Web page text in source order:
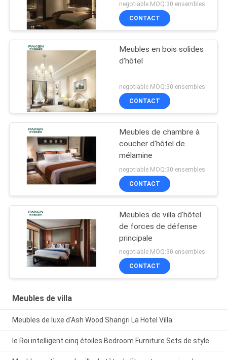
negotiable MOQ:30 ensembles
CONTACT
Meubles en bois solides
d'hôtel
negotiable MOQ:30 ensembles
CONTACT
Meubles de chambre à
coucher d'hôtel de
mélamine
negotiable MOQ:30 ensembles
CONTACT
Meubles de villa d'hôtel
de forces de défense
principale
negotiable MOQ:30 ensembles
CONTACT
Meubles de villa
Meubles de luxe d'Ash Wood Shangri La Hotel Villa
le Roi intelligent cinq étoiles Bedroom Furniture Sets de style